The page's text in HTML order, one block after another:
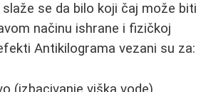
se da bilo koji čaj može biti
načinu ishrane i fizičkoj
Antikilograma vezani su za: